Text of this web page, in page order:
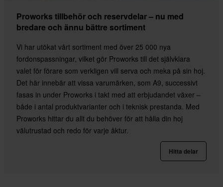
Proworks tillbehör och reservdelar – nu med
bredare och ännu bättre sortiment
Vi har utökat vårt sortiment med över 25 000 nya
fordonspassningar, vilket gör Proworks till det självklara
valet för förare som verkligen vill serva och meka på sin hoj.
Det här innebär att vissa varumärken, som A9, successivt
fasas in under Proworks i takt med att erbjudandet växer –
både i antal produktvarianter och i teknisk prestanda. Med
Proworks hittar du allt du behöver för att hålla din hoj
välutrustad och redo för varje åktur.
Hitta delar